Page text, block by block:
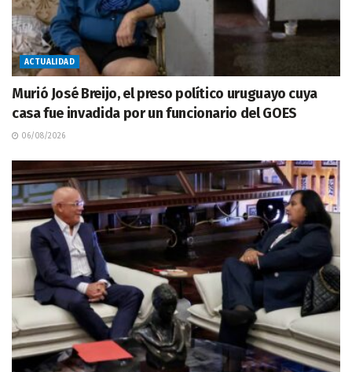
ACTUALIDAD
Murió José Breijo, el preso político uruguayo cuya
casa fue invadida por un funcionario del GOES
06/08/2026